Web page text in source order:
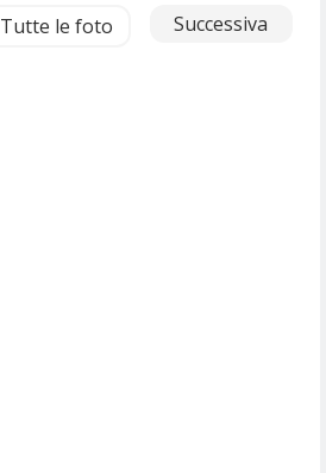
Tutte le foto Successiva